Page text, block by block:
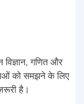
विज्ञान, गणित और
को समझने के लिए
है।